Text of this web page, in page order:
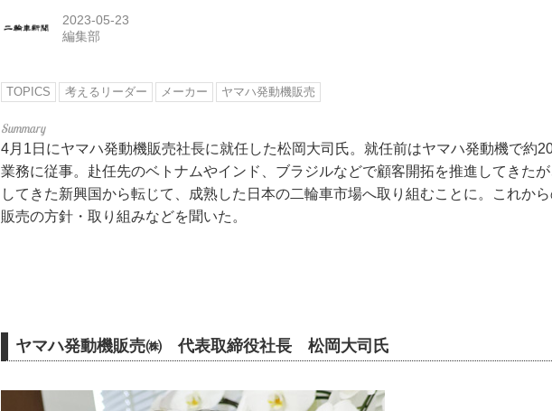
2023-05-23
編集部
TOPICS 考えるリーダー メーカー ヤマハ発動機販売
4月1日にヤマハ発動機販売社長に就任した松岡大司氏。就任前はヤマハ発動機で約
業務に従事。赴任先のベトナムやインド、ブラジルなどで顧客開拓を推進してきた
してきた新興国から転じて、成熟した日本の二輪車市場へ取り組むことに。これか
販売の方針・取り組みなどを聞いた。
ヤマハ発動機販売㈱ 代表取締役社長 松岡大司氏